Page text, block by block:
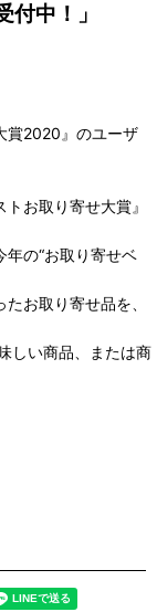
付中！」
賞2020』のユーザ
お取り寄せ大賞』
の“お取り寄せベ
お取り寄せ品を、
しい商品、または商